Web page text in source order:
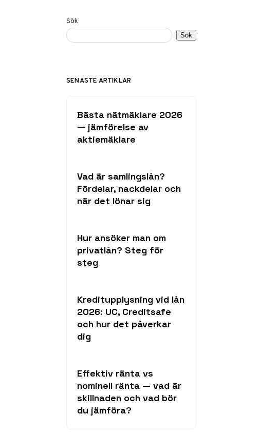
Sök
Sök
SENASTE ARTIKLAR
Bästa nätmäklare 2026
— jämförelse av
aktiemäklare
Vad är samlingslån?
Fördelar, nackdelar och
när det lönar sig
Hur ansöker man om
privatlån? Steg för
steg
Kreditupplysning vid lån
2026: UC, Creditsafe
och hur det påverkar
dig
Effektiv ränta vs
nominell ränta — vad är
skillnaden och vad bör
du jämföra?